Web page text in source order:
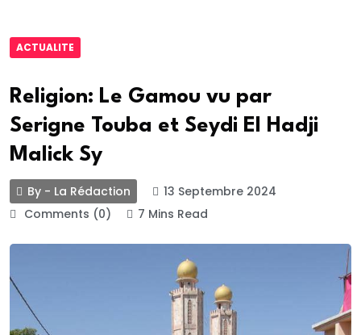
ACTUALITE
Religion: Le Gamou vu par
Serigne Touba et Seydi El Hadji
Malick Sy
By - La Rédaction
13 Septembre 2024
Comments (0)
7 Mins Read